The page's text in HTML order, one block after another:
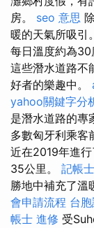
房。 seo 意思
暖的天氣所吸引
每日溫度約為
這些潛水道路不
好者的樂趣中。
yahoo關鍵字分
是潛水道路的專
多數匈牙利乘客
近在2019年進
35公里。 記帳
勝地中補充了溫
會申請流程 台
帳士 進修 受